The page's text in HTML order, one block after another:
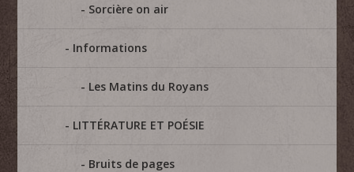
Sorcière on air
Informations
Les Matins du Royans
LITTÉRATURE ET POÉSIE
Bruits de pages